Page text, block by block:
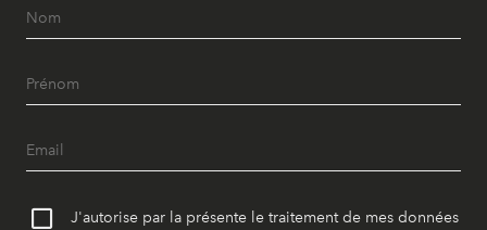
J'autorise par la présente le traitement de mes données